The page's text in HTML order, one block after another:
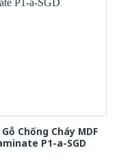
Chống Cháy MDF
P1-a-SGD